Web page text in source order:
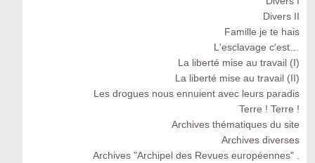
Divers II
Famille je te hais
L'esclavage c'est…
La liberté mise au travail (I)
La liberté mise au travail (II)
Les drogues nous ennuient avec leurs paradis
Terre ! Terre !
Archives thématiques du site
Archives diverses
Archives "Archipel des Revues européennes" .